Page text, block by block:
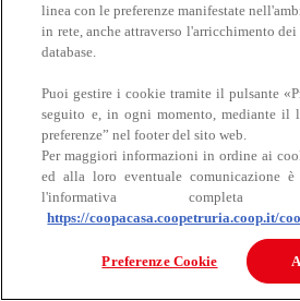
Carne
Bovino
linea con le preferenze manifestate
in rete, anche attraverso l'arricchimento
database.
Puoi gestire i cookie tramite il pulsante
seguito e, in ogni momento, mediante il
preferenze” nel footer del sito web.
Per maggiori informazioni in ordine ai
ed alla loro eventuale comunicazione è
l'informativa
https://coopacasa.coopetruria.coop.it/
Preferenze Cookie